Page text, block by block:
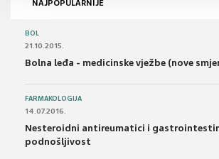
NAJPOPULARNIJE
BOL
21.10.2015.
Bolna leđa - medicinske vježbe (nove
FARMAKOLOGIJA
14.07.2016.
Nesteroidni antireumatici i
podnošljivost